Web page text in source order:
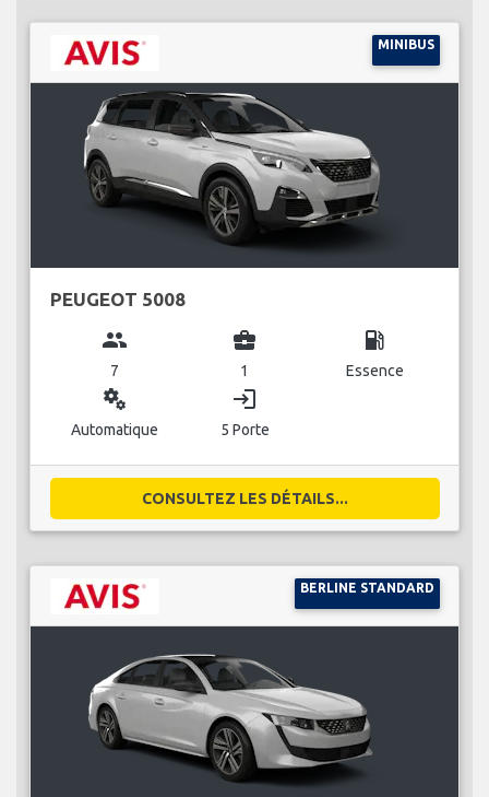
MINIBUS
PEUGEOT 5008
group
7
business_center
1
local_gas_station
Essence
miscellaneous_services
Automatique
login
5 Porte
CONSULTEZ LES DÉTAILS...
BERLINE STANDARD